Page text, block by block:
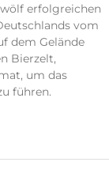
erfolgreichen
vom
dem Gelände
Bierzelt,
um das
führen.